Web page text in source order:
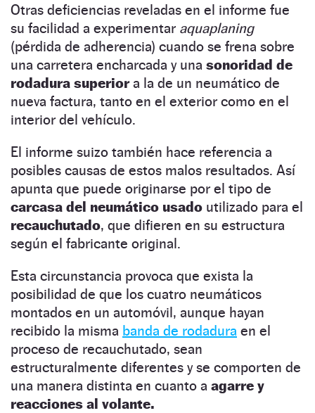
Otras deficiencias reveladas en el informe fue
su facilidad a experimentar aquaplaning
(pérdida de adherencia) cuando se frena sobre
una carretera encharcada y una sonoridad de
rodadura superiora la de un neumático de
nueva factura, tanto en el exterior como en el
interior del vehículo.
El informe suizo también hace referencia a
posibles causas de estos malos resultados. Así
apunta que puede originarse por el tipo de
carcasa del neumático usado utilizado para el
recauchutado, que difieren en su estructura
según el fabricante original.
Esta circunstancia provoca que exista la
posibilidad de que los cuatro neumáticos
montados en un automóvil, aunque hayan
recibido la misma banda de rodadura en el
proceso de recauchutado, sean
estructuralmente diferentes y se comporten de
una manera distinta en cuanto a agarre y
reacciones al volante.